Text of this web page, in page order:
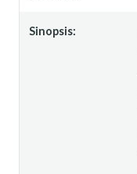
Sinopsis: